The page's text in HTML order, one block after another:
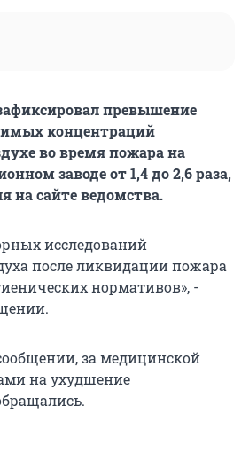
превышение
концентраций
во время пожара на
заводе от 1,4 до 2,6 раза,
на сайте ведомства.
исследований
после ликвидации пожара
нормативов», -
за медицинской
на ухудшение